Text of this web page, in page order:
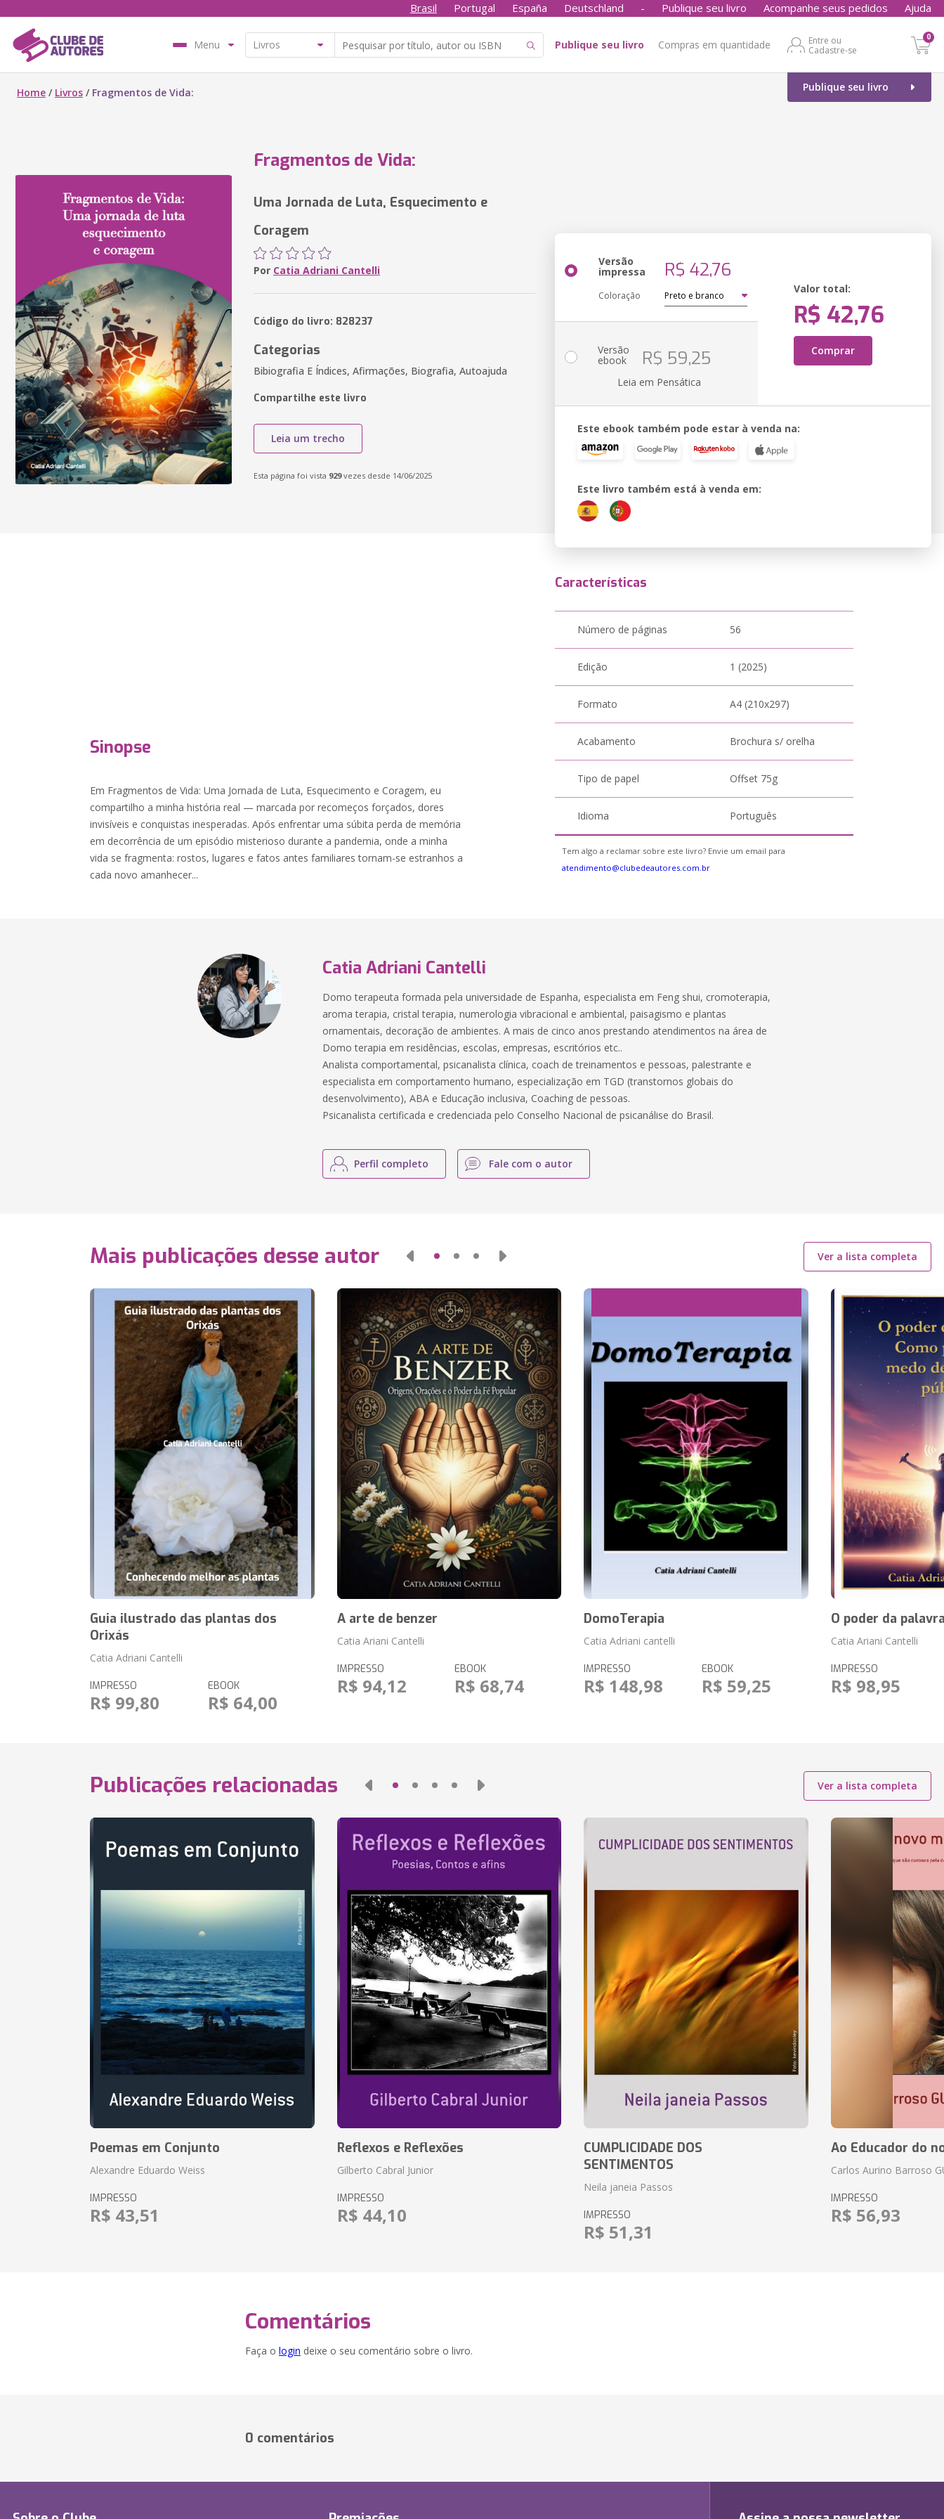
Brasil Portugal España Deutschland - Publique seu livro Acompanhe seus pedidos Ajuda
Menu Publique seu livro Compras em quantidade
Entre ou
Cadastre-se
0
Publique seu livro
Home / Livros / Fragmentos de Vida:
Fragmentos de Vida:
Uma Jornada de Luta, Esquecimento e
Coragem
Por Catia Adriani Cantelli
Código do livro: 828237
Categorias
Bibiografia E Índices, Afirmações, Biografia, Autoajuda
Compartilhe este livro
Leia um trecho
Esta página foi vista 929vezes desde 14/06/2025
Versão
impressa R$ 42,76
Coloração
Valor total:
R$ 42,76
Comprar
Versão
ebook R$ 59,25
Leia em Pensática
Este ebook também pode estar à venda na:
Este livro também está à venda em:
Sinopse
Em Fragmentos de Vida: Uma Jornada de Luta, Esquecimento e Coragem, eu
compartilho a minha história real — marcada por recomeços forçados, dores
invisíveis e conquistas inesperadas. Após enfrentar uma súbita perda de memória
em decorrência de um episódio misterioso durante a pandemia, onde a minha
vida se fragmenta: rostos, lugares e fatos antes familiares tornam-se estranhos a
cada novo amanhecer...
Características
Número de páginas 56
Edição 1 (2025)
Formato A4 (210x297)
Acabamento Brochura s/ orelha
Tipo de papel Offset 75g
Idioma Português
Tem algo a reclamar sobre este livro? Envie um email para
atendimento@clubedeautores.com.br
Catia Adriani Cantelli
Domo terapeuta formada pela universidade de Espanha, especialista em Feng shui, cromoterapia,
aroma terapia, cristal terapia, numerologia vibracional e ambiental, paisagismo e plantas
ornamentais, decoração de ambientes. A mais de cinco anos prestando atendimentos na área de
Domo terapia em residências, escolas, empresas, escritórios etc..
Analista comportamental, psicanalista clínica, coach de treinamentos e pessoas, palestrante e
especialista em comportamento humano, especialização em TGD (transtornos globais do
desenvolvimento), ABA e Educação inclusiva, Coaching de pessoas.
Psicanalista certificada e credenciada pelo Conselho Nacional de psicanálise do Brasil.
Perfil completo Fale com o autor
Mais publicações desse autor Ver a lista completa
Guia ilustrado das plantas dos
Orixás
Catia Adriani Cantelli
IMPRESSO
R$ 99,80
EBOOK
R$ 64,00
A arte de benzer
Catia Ariani Cantelli
IMPRESSO
R$ 94,12
EBOOK
R$ 68,74
DomoTerapia
Catia Adriani cantelli
IMPRESSO
R$ 148,98
EBOOK
R$ 59,25
O poder da
Catia Ariani Cantelli
IMPRESSO
R$ 98,95
Publicações relacionadas Ver a lista completa
Poemas em Conjunto
Alexandre Eduardo Weiss
IMPRESSO
R$ 43,51
Reflexos e Reflexões
Gilberto Cabral Junior
IMPRESSO
R$ 44,10
CUMPLICIDADE DOS
SENTIMENTOS
Neila janeia Passos
IMPRESSO
R$ 51,31
Ao Educador do
Carlos Aurino Barroso
IMPRESSO
R$ 56,93
Comentários
Faça o login deixe o seu comentário sobre o livro.
0 comentários